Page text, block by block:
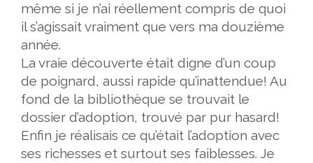
même si je n’ai réellement compris de quoi
il s’agissait vraiment que vers ma douzième
année.
La vraie découverte était digne d’un coup
de poignard, aussi rapide qu’inattendue! Au
fond de la bibliothèque se trouvait le
dossier d’adoption, trouvé par pur hasard!
Enfin je réalisais ce qu’était l’adoption avec
ses richesses et surtout ses faiblesses. Je